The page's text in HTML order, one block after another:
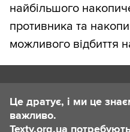
найбільшого
противника та
можливого відбиття
Це дратує, і ми це
важливо.
Texty.org.ua